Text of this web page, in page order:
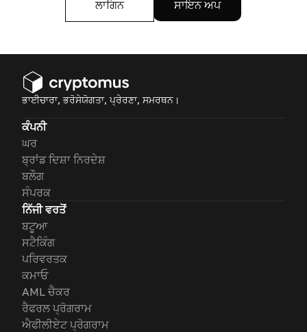
ਲਾਗਿਨ ਸਾਇਨ ਅਪ
ਭਾਈਚਾਰਾ, ਭਰੋਸੇਯੋਗਤਾ, ਪ੍ਰੇਰਣਾ, ਸਮਰਥਨ।
ਕੰਪਨੀ
ਘਰ
ਬ੍ਰਾਂਡ ਦਿਸ਼ਾ ਨਿਰਦੇਸ਼
ਬਲੌਗ
ਸੰਪਰਕ
ਨਿੱਜੀ ਵਰਤੋਂ
ਬਟੂਆ
ਸਟੈਕਿੰਗ
ਪਰਿਵਰਤਕ
ਕਮਾਓ
AML ਚੈਕਰ
ਰੈਫਰਲ ਪ੍ਰੋਗਰਾਮ
ਐਫੀਲੀਏਟ ਪ੍ਰੋਗਰਾਮ